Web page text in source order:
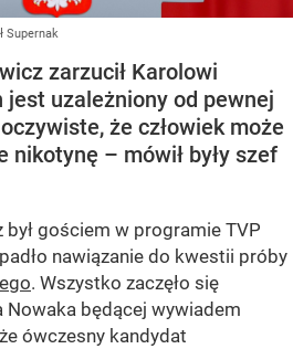
Supernak
zarzucił Karolowi
jest uzależniony od pewnej
że człowiek może
nikotynę – mówił były szef
gościem w programie TVP
nawiązanie do kwestii próby
. Wszystko zaczęło się
będącej wywiadem
ówczesny kandydat